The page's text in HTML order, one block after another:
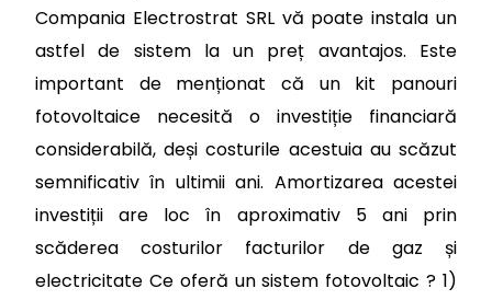
Compania Electrostrat SRL vă poate instala un
astfel de sistem la un preț avantajos. Este
important de menționat că un kit panouri
fotovoltaice necesită o investiție financiară
considerabilă, deși costurile acestuia au scăzut
semnificativ în ultimii ani. Amortizarea acestei
investiții are loc în aproximativ 5 ani prin
scăderea costurilor facturilor de gaz și
electricitate Ce oferă un sistem fotovoltaic ? 1)